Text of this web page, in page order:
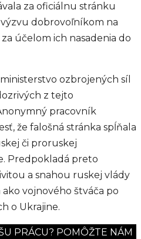
za oficiálnu stránku
dobrovoľníkom na
účelom ich nasadenia do
ministerstvo ozbrojených síl
z tejto
pracovník
že falošná stránka spĺňala
či proruskej
Predpokladá preto
a snahou ruskej vlády
vojnového štváča po
o Ukrajine.
PRÁCU? POMÔŽTE NÁM